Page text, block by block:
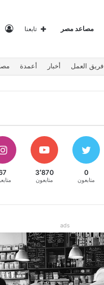
مصاعد مصر تابعنا
فريق العمل أخبار أعمدة
0
متابعون
3٬870
متابعون
ads